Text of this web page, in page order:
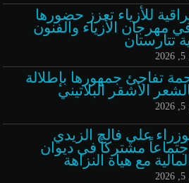
للأزياء تعزز حضورها
مهرجان الأزياء والفنون
تتارستان
تفاجئ جمهورها بإطلالة
الأشقر البلاتيني
علي فالح الزيدي
مشتركاً في ديوان
مع هيأة النزاهة